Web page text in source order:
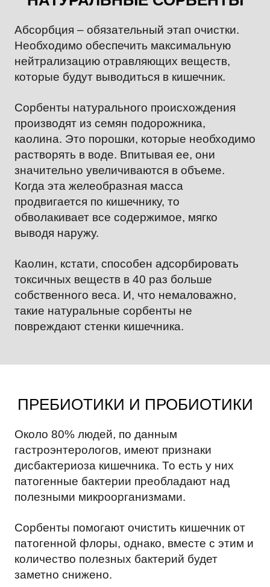
Абсорбция – обязательный этап очистки.
Необходимо обеспечить максимальную
нейтрализацию отравляющих веществ,
которые будут выводиться в кишечник.
Сорбенты натурального происхождения
производят из семян подорожника,
каолина. Это порошки, которые необходимо
растворять в воде. Впитывая ее, они
значительно увеличиваются в объеме.
Когда эта желеобразная масса
продвигается по кишечнику, то
обволакивает все содержимое, мягко
выводя наружу.
Каолин, кстати, способен адсорбировать
токсичных веществ в 40 раз больше
собственного веса. И, что немаловажно,
такие натуральные сорбенты не
повреждают стенки кишечника.
ПРЕБИОТИКИ И ПРОБИОТИКИ
Около 80% людей, по данным
гастроэнтерологов, имеют признаки
дисбактериоза кишечника. То есть у них
патогенные бактерии преобладают над
полезными микроорганизмами.
Сорбенты помогают очистить кишечник от
патогенной флоры, однако, вместе с этим и
количество полезных бактерий будет
заметно снижено.